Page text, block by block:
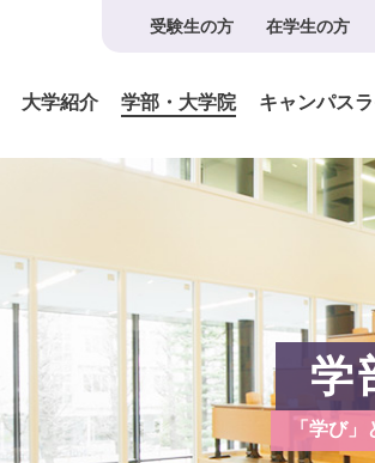
受験生の方 在学生の方
大学紹介 学部・大学院 キャンパス
学
「学び